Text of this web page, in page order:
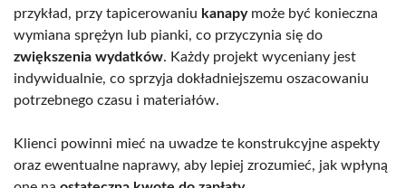
przykład, przy tapicerowaniu kanapymoże być konieczna
wymiana sprężyn lub pianki, co przyczynia się do
zwiększenia wydatków. Każdy projekt wyceniany jest
indywidualnie, co sprzyja dokładniejszemu oszacowaniu
potrzebnego czasu i materiałów.
Klienci powinni mieć na uwadze te konstrukcyjne aspekty
oraz ewentualne naprawy, aby lepiej zrozumieć, jak wpłyną